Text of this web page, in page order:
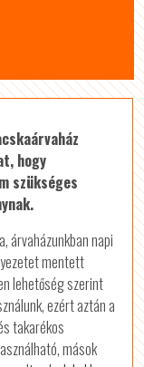
hogy
szükséges
árvaházunkban napi
mentett
lehetőség szerint
ezért aztán a
takarékos
mások